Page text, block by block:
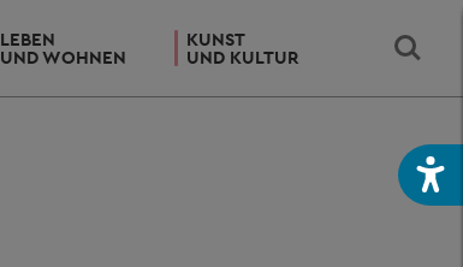
LEBEN
UND WOHNEN
KUNST
UND KULTUR